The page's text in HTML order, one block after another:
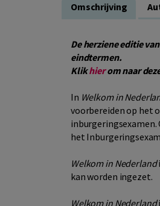
Omschrijving
De herziene editie
eindtermen.
Klikhierom naar
In Welkom in
voorbereiden op het
inburgeringsexamen.
het
Welkom in Nederland
kan worden ingezet.
Welkom in Nederland